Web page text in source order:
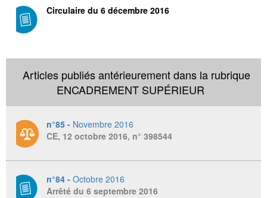
Circulaire du 6 décembre 2016
Articles publiés antérieurement dans la rubrique
ENCADREMENT SUPÉRIEUR
n°85 - Novembre 2016
CE, 12 octobre 2016, n° 398544
n°84 - Octobre 2016
Arrêté du 6 septembre 2016